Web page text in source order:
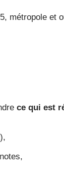
métropole et
ce qui est